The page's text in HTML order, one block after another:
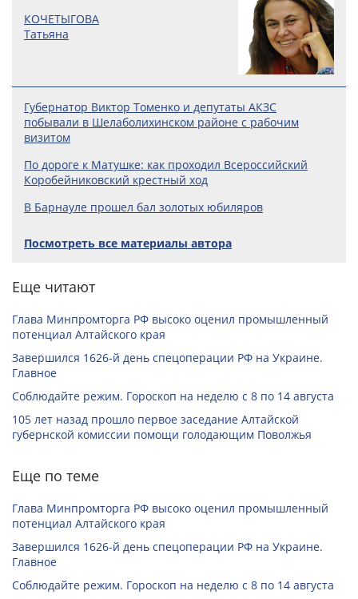
КОЧЕТЫГОВА
Татьяна
Губернатор Виктор Томенко и депутаты АКЗС
побывали в Шелаболихинском районе с рабочим
визитом
По дороге к Матушке: как проходил Всероссийский
Коробейниковский крестный ход
В Барнауле прошел бал золотых юбиляров
Посмотреть все материалы автора
Еще читают
Глава Минпромторга РФ высоко оценил промышленный
потенциал Алтайского края
Завершился 1626-й день спецоперации РФ на Украине.
Главное
Соблюдайте режим. Гороскоп на неделю с 8 по 14 августа
105 лет назад прошло первое заседание Алтайской
губернской комиссии помощи голодающим Поволжья
Еще по теме
Глава Минпромторга РФ высоко оценил промышленный
потенциал Алтайского края
Завершился 1626-й день спецоперации РФ на Украине.
Главное
Соблюдайте режим. Гороскоп на неделю с 8 по 14 августа